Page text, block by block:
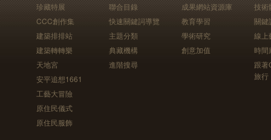
珍藏特展
CCC創作集
建築排排站
建築轉轉樂
天地宮
安平追想1661
工藝大冒險
原住民儀式
原住民服飾
聯合目錄
快速關鍵詞導覽
主題分類
典藏機構
進階搜尋
成果網站資源庫
教育學習
學術研究
創意加值
技術
關鍵
線上
時間
跟
旅行